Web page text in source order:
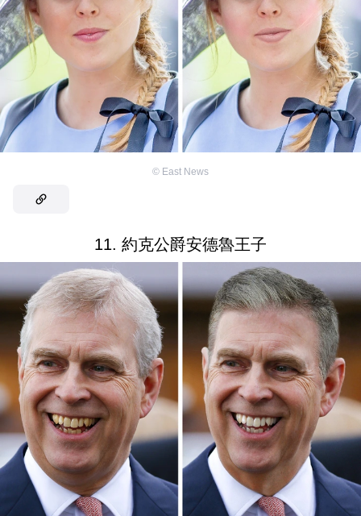
© East News
11. 約克公爵安德魯王子